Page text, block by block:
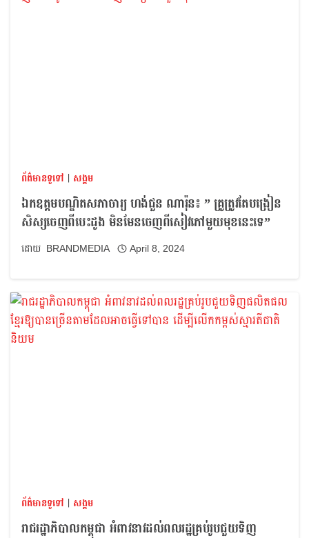
ព័ត៌មានទូទៅ | សង្គម
ឯកឧត្តមបណ្ឌិតសភាចារ្យ ហង់ជួន ណារ៉ុន៖ ” គ្រូត្រូវតែបង្រៀន
សិស្សចេញពីបេះដូង មិនមែនចេញពីសៀវភៅមួយមុខនេះទេ”
BRANDMEDIA April 8, 2024
ព័ត៌មានទូទៅ | សង្គម
រាជរដ្ឋាភិបាលកម្ពុជា អំពាវនាវដល់ពលរដ្ឋគ្រប់រូបជួយទិញ